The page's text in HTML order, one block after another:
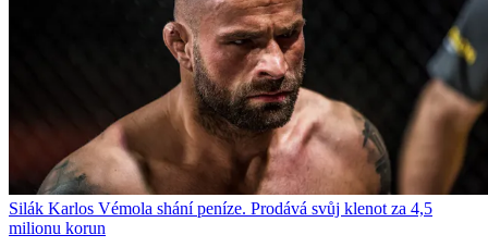
Silák Karlos Vémola shání peníze. Prodává svůj klenot za 4,5
milionu korun